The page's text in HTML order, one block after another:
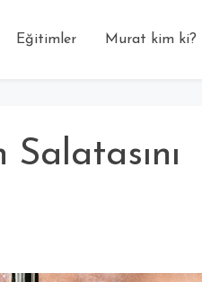
Eğitimler Murat kim ki?